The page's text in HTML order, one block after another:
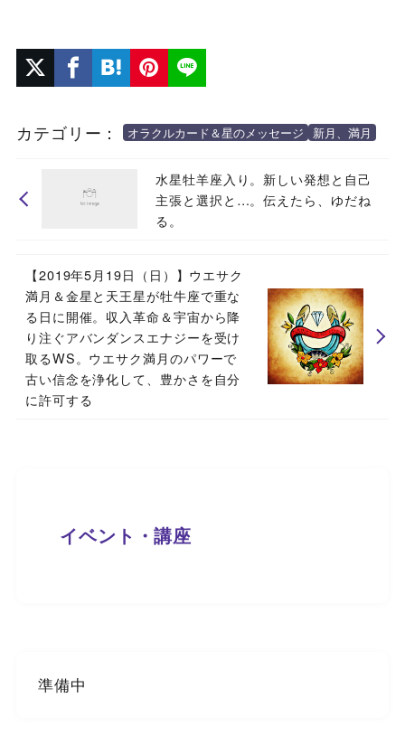
カテゴリー： オラクルカード＆星のメッセージ 新月、満月
水星牡羊座入り。新しい発想と自己
主張と選択と…。伝えたら、ゆだね
る。
【2019年5月19日（日）】ウエサク
満月＆金星と天王星が牡牛座で重な
る日に開催。収入革命＆宇宙から降
り注ぐアバンダンスエナジーを受け
取るWS。ウエサク満月のパワーで
古い信念を浄化して、豊かさを自分
に許可する
イベント・講座
準備中